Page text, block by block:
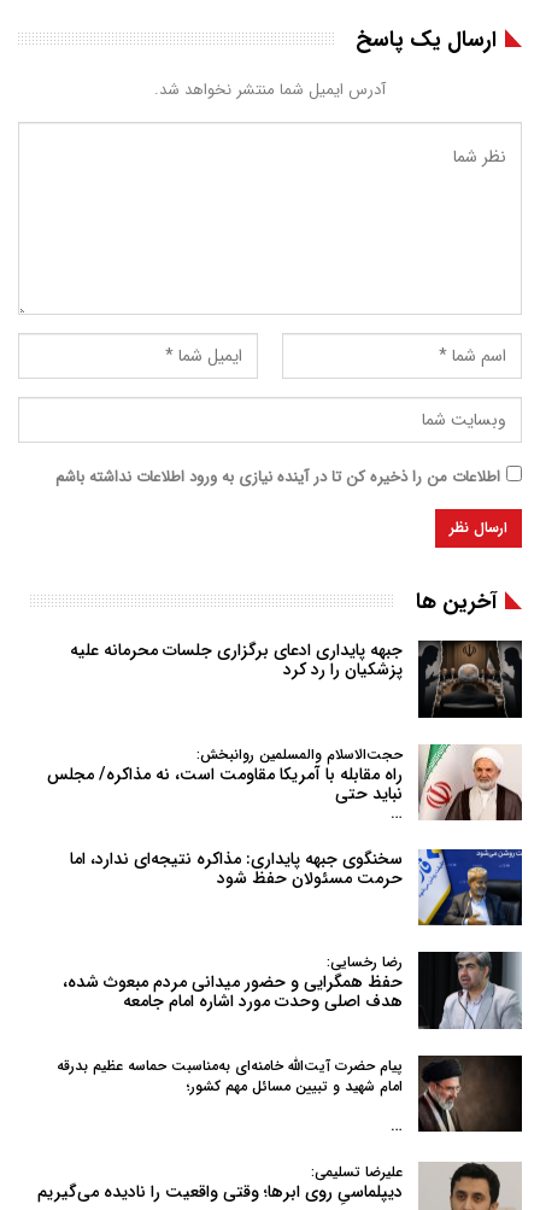
ارسال یک پاسخ
آدرس ایمیل شما منتشر نخواهد شد.
اطلاعات من را ذخیره کن تا در آینده نیازی به ورود اطلاعات نداشته باشم
آخرین ها
جبهه پایداری ادعای برگزاری جلسات محرمانه علیه
پزشکیان را رد کرد
حجت‌الاسلام والمسلمین روانبخش:
راه مقابله با آمریکا مقاومت است، نه مذاکره/ مجلس
نباید حتی
…
سخنگوی جبهه پایداری: مذاکره نتیجه‌ای ندارد، اما
حرمت مسئولان حفظ شود
رضا رخسایی:
حفظ همگرایی و حضور میدانی مردم مبعوث شده،
هدف اصلی وحدت مورد اشاره امام جامعه
پیام حضرت آیت‌الله خامنه‌ای به‌مناسبت حماسه عظیم بدرقه
امام شهید و تبیین مسائل مهم کشور؛
…
علیرضا تسلیمی:
دیپلماسیِ روی ابرها؛ وقتی واقعیت را نادیده می‌گیریم